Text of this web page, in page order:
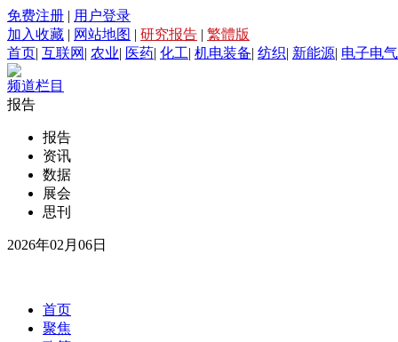
免费注册 | 用户登录
加入收藏 | 网站地图 | 研究报告 | 繁體版
首页| 互联网 | 农业| 医药| 化工| 机电装备| 纺织| 新能源| 电子电气
频道栏目
报告
报告
资讯
数据
展会
思刊
2026年02月06日
首页
聚焦